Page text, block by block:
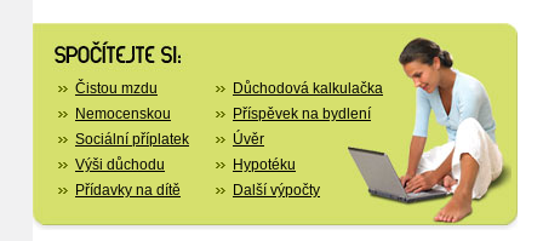
Čistou mzdu
Nemocenskou
Sociální příplatek
Výši důchodu
Přídavky na dítě
Důchodová kalkulačka
Příspěvek na bydlení
Úvěr
Hypotéku
Další výpočty